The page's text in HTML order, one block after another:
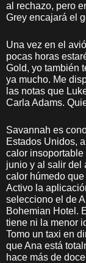
al rechazo, pero
Grey encajará el
Una vez en el
pocas horas
Gold, yo también
ya mucho. Me
las notas que
Carla Adams.
Savannah es
Estados Unidos,
calor
junio y al salir del
calor húmedo
Activo la
selecciono el de
Bohemian Hotel.
tiene ni la menor
Tomo un taxi en
que Ana está
hace más de